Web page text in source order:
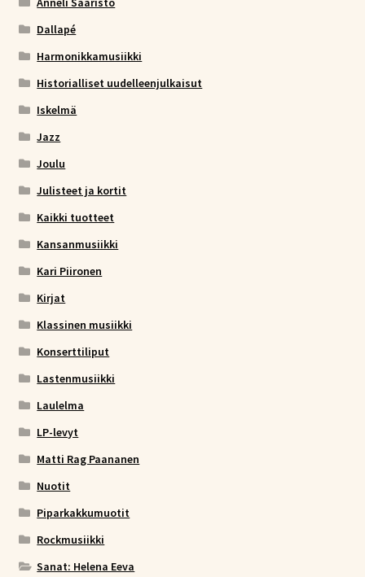
Dallapé
Harmonikkamusiikki
Historialliset uudelleenjulkaisut
Iskelmä
Jazz
Joulu
Julisteet ja kortit
Kaikki tuotteet
Kansanmusiikki
Kari Piironen
Kirjat
Klassinen musiikki
Konserttiliput
Lastenmusiikki
Laulelma
LP-levyt
Matti Rag Paananen
Nuotit
Piparkakkumuotit
Rockmusiikki
Sanat: Helena Eeva